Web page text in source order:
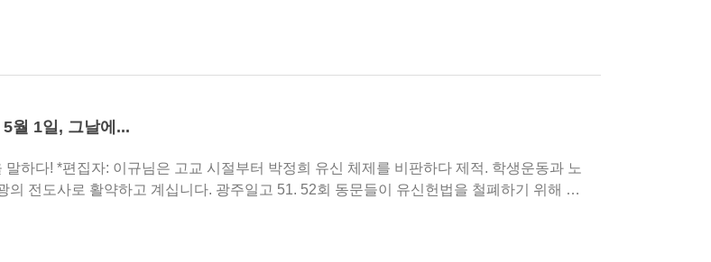
월 1일, 그날에...
말하다! *편집자: 이규님은 고교 시절부터 박정희 유신 체제를 비판하다 제적. 학생운동과 노
니다. 광주일고 51. 52회 동문들이 유신헌법을 철폐하기 위해 광